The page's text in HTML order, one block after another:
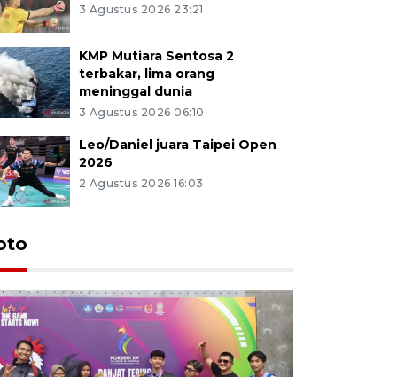
3 Agustus 2026 23:21
KMP Mutiara Sentosa 2
terbakar, lima orang
meninggal dunia
3 Agustus 2026 06:10
Leo/Daniel juara Taipei Open
2026
2 Agustus 2026 16:03